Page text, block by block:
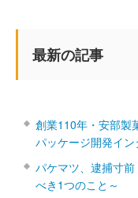
最新の記事
創業110年・安部製
パッケージ開発イン
パケマツ、逮捕寸
べき1つのこと～